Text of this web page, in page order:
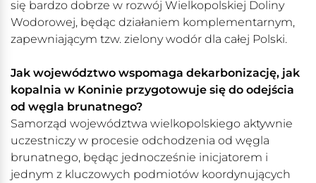
się bardzo dobrze w rozwój Wielkopolskiej Doliny
Wodorowej, będąc działaniem komplementarnym,
zapewniającym tzw. zielony wodór dla całej Polski.
Jak województwo wspomaga dekarbonizację, jak
kopalnia w Koninie przygotowuje się do odejścia
od węgla brunatnego?
Samorząd województwa wielkopolskiego aktywnie
uczestniczy w procesie odchodzenia od węgla
brunatnego, będąc jednocześnie inicjatorem i
jednym z kluczowych podmiotów koordynujących